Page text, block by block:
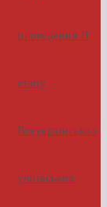
проведення ІІ
етапу
Всеукраїнських
учнівських